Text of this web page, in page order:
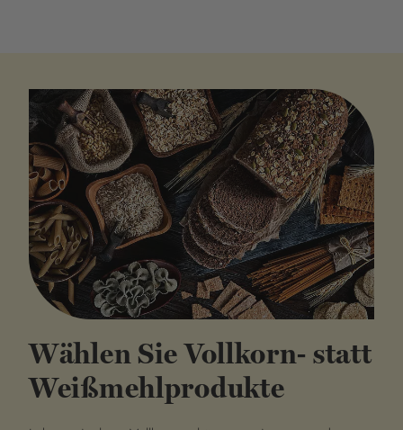
Wählen Sie Vollkorn- statt
Weißmehlprodukte